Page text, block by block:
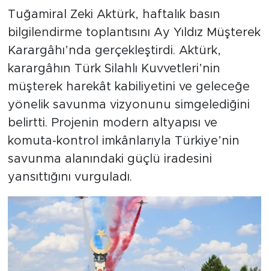
Tuğamiral Zeki Aktürk, haftalık basın
bilgilendirme toplantısını Ay Yıldız Müşterek
Karargâhı’nda gerçekleştirdi. Aktürk,
karargâhın Türk Silahlı Kuvvetleri’nin
müşterek harekât kabiliyetini ve geleceğe
yönelik savunma vizyonunu simgelediğini
belirtti. Projenin modern altyapısı ve
komuta-kontrol imkânlarıyla Türkiye’nin
savunma alanındaki güçlü iradesini
yansıttığını vurguladı.